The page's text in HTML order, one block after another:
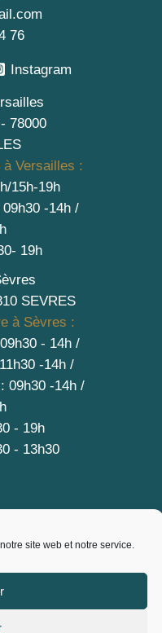
site web et notre service.
76
Instagram
78000
Versailles :
15h-19h
-14h /
19h
SEVRES
à Sèvres :
- 14h /
-14h /
09h30 -14h /
- 19h
- 13h30
de vente
(EU)